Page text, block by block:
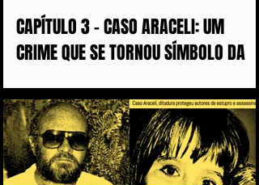
CAPÍTULO 3 - CASO ARACELI: UM
CRIME QUE SE TORNOU SÍMBOLO DA